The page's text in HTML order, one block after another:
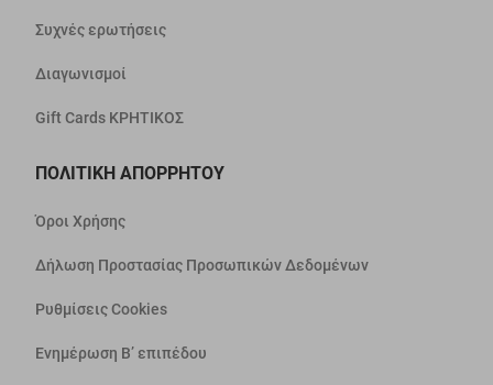
Συχνές ερωτήσεις
Διαγωνισμοί
Gift Cards ΚΡΗΤΙΚΟΣ
ΠΟΛΙΤΙΚΗ ΑΠΟΡΡΗΤΟΥ
Όροι Χρήσης
Δήλωση Προστασίας Προσωπικών Δεδομένων
Ρυθμίσεις Cookies
Ενημέρωση Β’ επιπέδου